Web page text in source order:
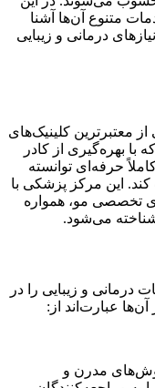
متنوع آن‌ها آشنا
درمانی و زیبایی
از معتبرترین کلینیک‌های
بهره‌گیری از کادر
حرفه‌ای توانسته
این مرکز پزشکی با
تخصصی مو، همواره
می‌شود.
درمانی و زیبایی را در
عبارت‌اند از:
روش‌های مدرن و